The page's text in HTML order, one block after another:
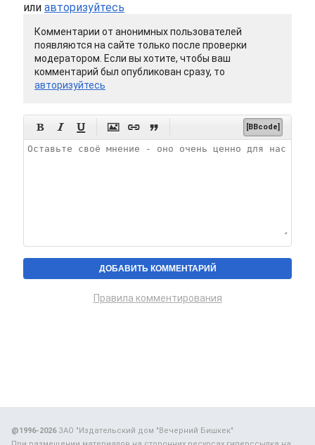
или авторизуйтесь
Комментарии от анонимных пользователей
появляются на сайте только после проверки
модератором. Если вы хотите, чтобы ваш
комментарий был опубликован сразу, то
авторизуйтесь
      [BBcode]
Правила комментирования
@1996-2026ЗАО "Издательский дом "Вечерний Бишкек"